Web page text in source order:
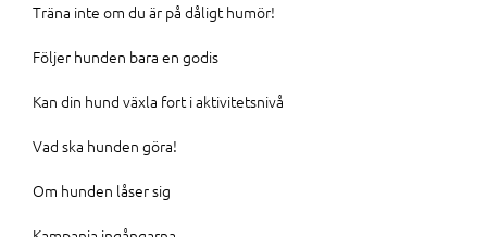
Träna inte om du är på dåligt humör!
Följer hunden bara en godis
Kan din hund växla fort i aktivitetsnivå
Vad ska hunden göra!
Om hunden låser sig